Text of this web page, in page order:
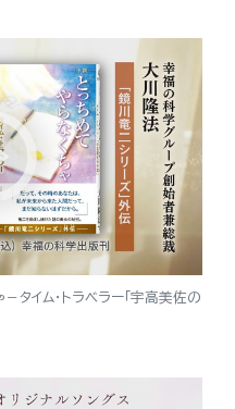
タイム・トラベラー「宇高美佐の